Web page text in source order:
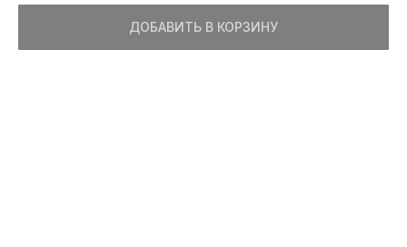
ДОБАВИТЬ В КОРЗИНУ